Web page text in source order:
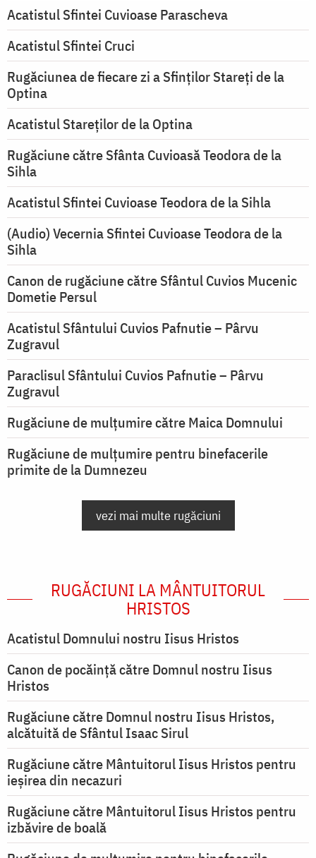
Acatistul Sfintei Cuvioase Parascheva
Acatistul Sfintei Cruci
Rugăciunea de fiecare zi a Sfinților Stareți de la
Optina
Acatistul Stareţilor de la Optina
Rugăciune către Sfânta Cuvioasă Teodora de la
Sihla
Acatistul Sfintei Cuvioase Teodora de la Sihla
(Audio) Vecernia Sfintei Cuvioase Teodora de la
Sihla
Canon de rugăciune către Sfântul Cuvios Mucenic
Dometie Persul
Acatistul Sfântului Cuvios Pafnutie – Pârvu
Zugravul
Paraclisul Sfântului Cuvios Pafnutie – Pârvu
Zugravul
Rugăciune de mulţumire către Maica Domnului
Rugăciune de mulțumire pentru binefacerile
primite de la Dumnezeu
vezi mai multe rugăciuni
RUGĂCIUNI LA MÂNTUITORUL
HRISTOS
Acatistul Domnului nostru Iisus Hristos
Canon de pocăință către Domnul nostru Iisus
Hristos
Rugăciune către Domnul nostru Iisus Hristos,
alcătuită de Sfântul Isaac Sirul
Rugăciune către Mântuitorul Iisus Hristos pentru
ieşirea din necazuri
Rugăciune către Mântuitorul Iisus Hristos pentru
izbăvire de boală